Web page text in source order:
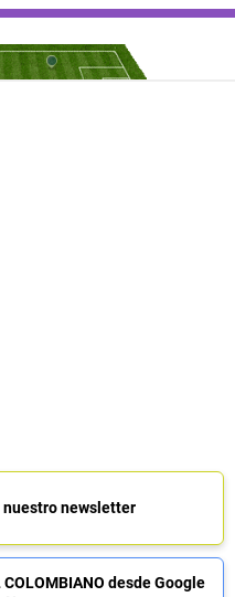
nuestro newsletter
desde Google